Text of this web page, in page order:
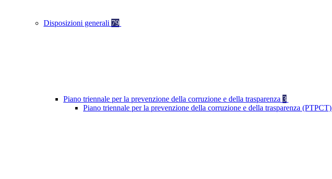
Disposizioni generali 79
Piano triennale per la prevenzione della corruzione e della trasparenza 3
Piano triennale per la prevenzione della corruzione e della trasparenza (PTPCT)